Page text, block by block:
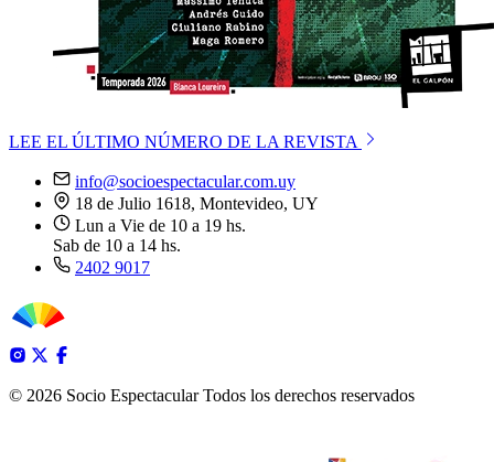
LEE EL ÚLTIMO NÚMERO DE LA REVISTA
info@socioespectacular.com.uy
18 de Julio 1618, Montevideo, UY
Lun a Vie de 10 a 19 hs.
Sab de 10 a 14 hs.
2402 9017
© 2026 Socio Espectacular Todos los derechos reservados